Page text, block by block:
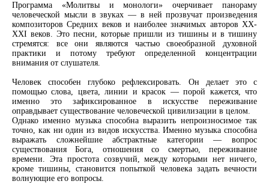
Программа «Молитвы и монологи» очерчивает панораму
человеческой мысли в звуках — в ней прозвучат произведения
композиторов Средних веков и наиболее значимых авторов XX-
XXI веков. Это песни, которые пришли из тишины и в тишину
стремятся: все они являются частью своеобразной духовной
практики и потому требуют определенной концентрации
внимания от слушателя.
Человек способен глубоко рефлексировать. Он делает это с
помощью слова, цвета, линии и красок — порой кажется, что
именно это зафиксированное в искусстве переживание
оправдывает существование человеческой цивилизации в целом.
Однако именно музыка способна выразить непроизносимое так
точно, как ни один из видов искусства. Именно музыка способна
выражать сложнейшие абстрактные категории — вопрос
существования Бога, отношения со смертью, переживание
времени. Эта простота созвучий, между которыми нет ничего,
кроме тишины, становится попыткой человека задать вечности
волнующие его вопросы.